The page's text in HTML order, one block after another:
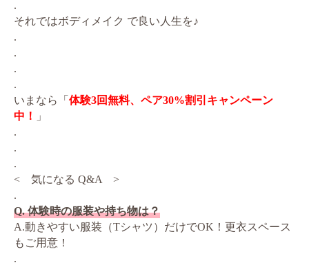
.
それではボディメイク で良い人生を♪
.
.
.
.
いまなら「 体験3回無料、ペア30%割引キャンペーン
中！
」
.
.
.
< 気になる Q&A >
.
Q. 体験時の服装や持ち物は？
A.動きやすい服装（Tシャツ）だけでOK！更衣スペース
もご用意！
.